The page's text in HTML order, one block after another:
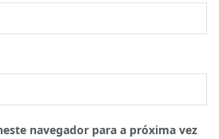
navegador para a próxima vez